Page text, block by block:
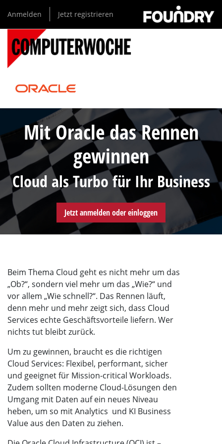
zum
Inhalt
Anmelden Jetzt registrieren
Mit Oracle das Rennen
gewinnen
Cloud als Turbo für Ihr Business
Jetzt anmelden oder einloggen
Beim Thema Cloud geht es nicht mehr um das
„Ob?“, sondern viel mehr um das „Wie?“ und
vor allem „Wie schnell?“. Das Rennen läuft,
denn mehr und mehr zeigt sich, dass Cloud
Services echte Geschäftsvorteile liefern. Wer
nichts tut bleibt zurück.
Um zu gewinnen, braucht es die richtigen
Cloud Services: Flexibel, performant, sicher
und geeignet für Mission-critical Workloads.
Zudem sollten moderne Cloud-Lösungen den
Umgang mit Daten auf ein neues Niveau
heben, um so mit Analytics und KI Business
Value aus den Daten zu ziehen.